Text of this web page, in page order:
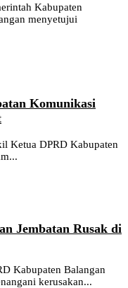
Kabupaten
menyetujui
Komunikasi
Ketua DPRD Kabupaten
Jembatan Rusak di
Kabupaten Balangan
kerusakan...